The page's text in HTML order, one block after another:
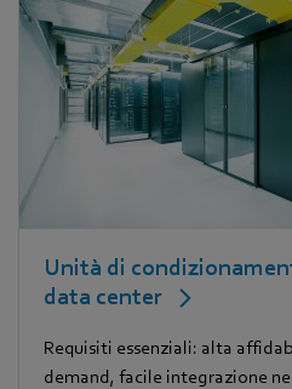
Unità di
data center
Requisiti essenziali: alta
demand, facile integrazione